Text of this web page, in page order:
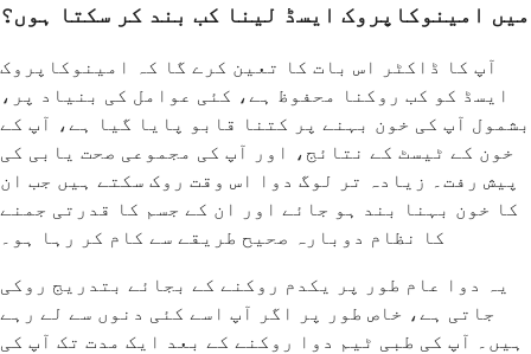
میں امینوکاپروک ایسڈ لینا کب بند کر سکتا ہوں؟
آپ کا ڈاکٹر اس بات کا تعین کرے گا کہ امینوکاپروک
ایسڈ کو کب روکنا محفوظ ہے، کئی عوامل کی بنیاد پر،
بشمول آپ کی خون بہنے پر کتنا قابو پایا گیا ہے، آپ کے
خون کے ٹیسٹ کے نتائج، اور آپ کی مجموعی صحت یابی کی
پیش رفت۔ زیادہ تر لوگ دوا اس وقت روک سکتے ہیں جب ان
کا خون بہنا بند ہو جائے اور ان کے جسم کا قدرتی جمنے
کا نظام دوبارہ صحیح طریقے سے کام کر رہا ہو۔
یہ دوا عام طور پر یکدم روکنے کے بجائے بتدریج روکی
جاتی ہے، خاص طور پر اگر آپ اسے کئی دنوں سے لے رہے
ہیں۔ آپ کی طبی ٹیم دوا روکنے کے بعد ایک مدت تک آپ کی